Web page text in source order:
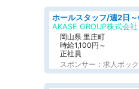
AKASE GROUP株式会社
岡山県 里庄町
時給1,100円～
正社員
スポンサー：求人ボッ